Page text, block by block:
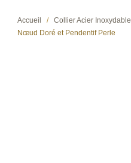
Accueil / Collier Acier Inoxydable
Nœud Doré et Pendentif Perle